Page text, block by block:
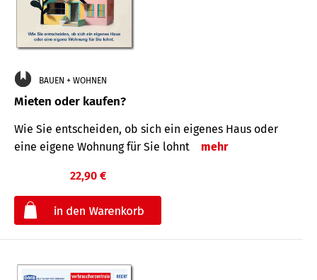
BAUEN + WOHNEN
Mieten oder kaufen?
Wie Sie entscheiden, ob sich ein eigenes Haus oder
eine eigene Wohnung für Sie lohnt
mehr
22,90 €